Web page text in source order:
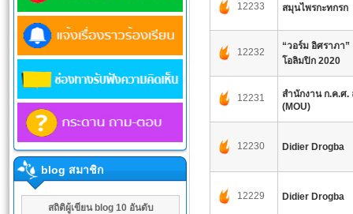
blog สมาชิก
สถิติผู้เขียน blog 10 อันดับ
12233 สมุนไพรกะทกรก
12232
“วอร์ม อิศราภา
โอลิมปิก 2020
12231
สำนักงาน ก.ค.ศ
(MOU)
12230 Didier Drogba
12229 Didier Drogba